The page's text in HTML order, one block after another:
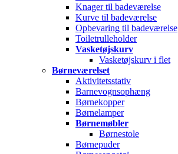
Knager til badeværelse
Kurve til badeværelse
Opbevaring til badeværelse
Toiletrulleholder
Vasketøjskurv
Vasketøjskurv i flet
Børneværelset
Aktivitetsstativ
Barnevognsophæng
Børnekopper
Børnelamper
Børnemøbler
Børnestole
Børnepuder